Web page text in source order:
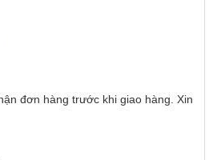
đơn hàng trước khi giao hàng. Xin